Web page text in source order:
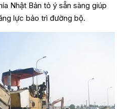
Nhật Bản tỏ ý sẵn sàng giúp
lực bảo trì đường bộ.